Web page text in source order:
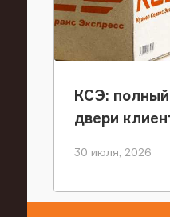
КСЭ:
двери
30 июля, 2026